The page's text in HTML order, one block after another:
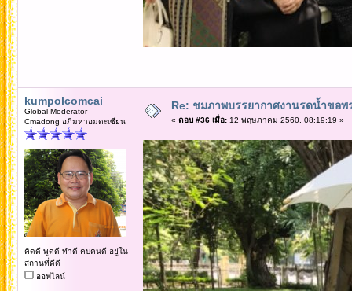
kumpolcomcai
Global Moderator
Cmadong อภิมหาอมตะเซียน
คิดดี พูดดี ทำดี คบคนดี อยู่ใน
สถานที่ดีดี
ออฟไลน์
Re: ชมภาพบรรยากาศงานรดน้ำขอ
« ตอบ #36 เมื่อ:12 พฤษภาคม 2560, 08:19:19 »